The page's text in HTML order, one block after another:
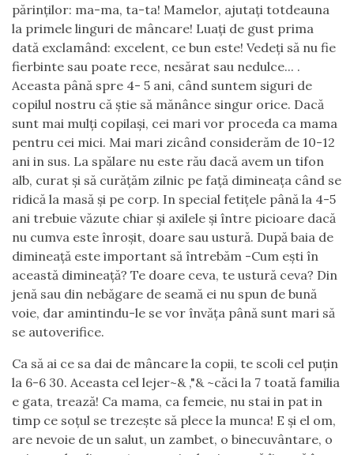
părinților: ma-ma, ta-ta! Mamelor, ajutați totdeauna
la primele linguri de mâncare! Luați de gust prima
dată exclamând: excelent, ce bun este! Vedeți să nu fie
fierbinte sau poate rece, nesărat sau nedulce... .
Aceasta până spre 4- 5 ani, când suntem siguri de
copilul nostru că știe să mănânce singur orice. Dacă
sunt mai mulți copilași, cei mari vor proceda ca mama
pentru cei mici. Mai mari zicând considerăm de 10-12
ani in sus. La spălare nu este rău dacă avem un tifon
alb, curat și să curățăm zilnic pe față dimineața când se
ridică la masă și pe corp. In special fetițele până la 4-5
ani trebuie văzute chiar și axilele și între picioare dacă
nu cumva este înroșit, doare sau ustură. După baia de
dimineață este important să întrebăm -Cum ești în
această dimineață? Te doare ceva, te ustură ceva? Din
jenă sau din nebăgare de seamă ei nu spun de bună
voie, dar amintindu-le se vor învăța până sunt mari să
se autoverifice.
Ca să ai ce sa dai de mâncare la copii, te scoli cel puțin
la 6-6 30. Aceasta cel lejer~& ,"& ~căci la 7 toată familia
e gata, trează! Ca mama, ca femeie, nu stai in pat in
timp ce soțul se trezește să plece la munca! E și el om,
are nevoie de un salut, un zambet, o binecuvântare, o